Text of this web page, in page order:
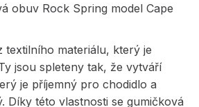
obuv Rock Spring model Cape
textilního materiálu, který je
jsou spleteny tak, že vytváří
je příjemný pro chodidlo a
Díky této vlastnosti se gumičková